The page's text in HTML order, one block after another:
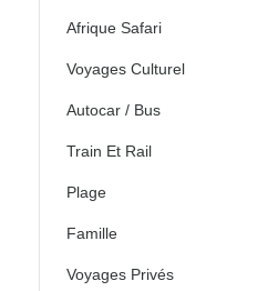
Afrique Safari
Voyages Culturel
Autocar / Bus
Train Et Rail
Plage
Famille
Voyages Privés